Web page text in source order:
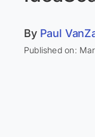
By Paul
Published on: